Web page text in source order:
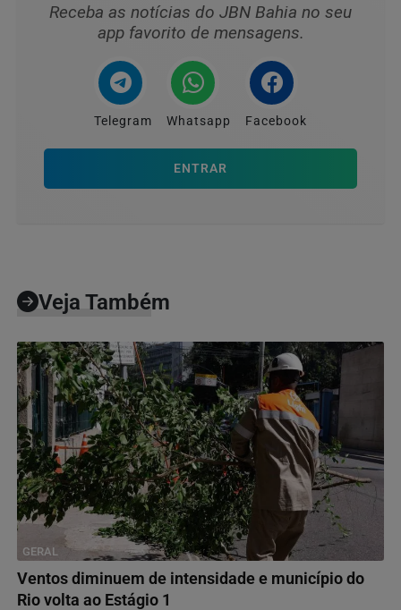
Receba as notícias do JBN Bahia no seu
app favorito de mensagens.
Telegram Whatsapp Facebook
ENTRAR
Veja Também
GERAL
Ventos diminuem de intensidade e município do
Rio volta ao Estágio 1